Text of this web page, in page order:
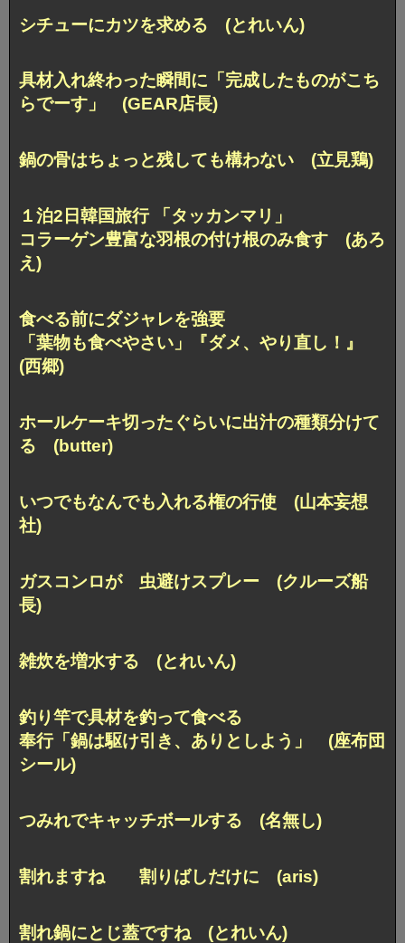
シチューにカツを求める (とれいん)
具材入れ終わった瞬間に 「完成したものがこち
らでーす」 (GEAR店長)
鍋の骨はちょっと残しても構わない (立見鶏)
１泊2日韓国旅行 「タッカンマリ」
コラーゲン豊富な羽根の付け根のみ食す (あろ
え)
食べる前にダジャレを強要
「葉物も食べやさい」『ダメ、やり直し！』
(西郷)
ホールケーキ切ったぐらいに出汁の種類分けて
る (butter)
いつでもなんでも入れる権の行使 (山本妄想
社)
ガスコンロが 虫避けスプレー (クルーズ船
長)
雑炊を増水する (とれいん)
釣り竿で具材を釣って食べる
奉行「鍋は駆け引き、ありとしよう」 (座布団
シール)
つみれでキャッチボールする (名無し)
割れますね 割りばしだけに (aris)
割れ鍋にとじ蓋ですね (とれいん)